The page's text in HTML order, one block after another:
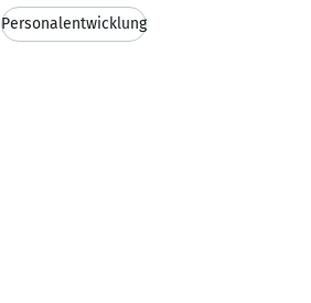
Personalentwicklung